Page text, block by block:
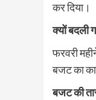
कर दिया।
क्यों बदली
फरवरी
बजट का
बजट की